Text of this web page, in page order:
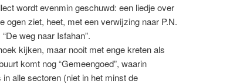
wordt evenmin geschuwd: een liedje over
ogen ziet, heet, met een verwijzing naar P.N.
“De weg naar Isfahan”.
kijken, maar nooit met enge kreten als
komt nog “Gemeengoed”, waarin
alle sectoren (niet in het minst de